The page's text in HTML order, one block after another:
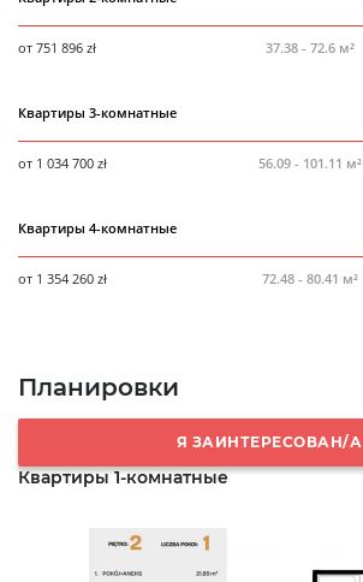
от 751 896 zł 37.38 - 72.6 м²
Квартиры 3-комнатные
от 1 034 700 zł 56.09 - 101.11 м²
Квартиры 4-комнатные
от 1 354 260 zł 72.48 - 80.41 м²
Планировки
Я ЗАИНТЕРЕСОВАН/А
Квартиры 1-комнатные